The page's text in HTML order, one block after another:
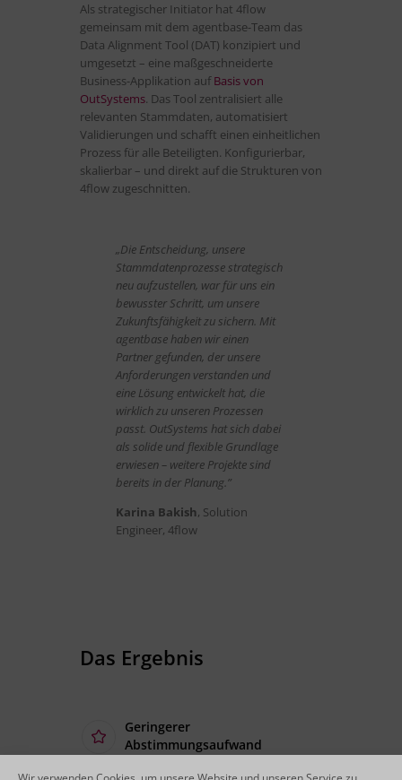
Als strategischer Initiator hat 4flow
gemeinsam mit dem agentbase-Team das
Data Alignment Tool (DAT) konzipiert und
umgesetzt – eine maßgeschneiderte
Business-Applikation aufBasis von
OutSystems. Das Tool zentralisiert alle
relevanten Stammdaten, automatisiert
Validierungen und schafft einen einheitlichen
Prozess für alle Beteiligten. Konfigurierbar,
skalierbar – und direkt auf die Strukturen von
4flow zugeschnitten.
„Die Entscheidung, unsere
Stammdatenprozesse strategisch
neu aufzustellen, war für uns ein
bewusster Schritt, um unsere
Zukunftsfähigkeit zu sichern. Mit
agentbase haben wir einen
Partner gefunden, der unsere
Anforderungen verstanden und
eine Lösung entwickelt hat, die
wirklich zu unseren Prozessen
passt. OutSystems hat sich dabei
als solide und flexible Grundlage
erwiesen – weitere Projekte sind
bereits in der Planung.”
Karina Bakish, Solution
Engineer, 4flow
Das Ergebnis
Geringerer
Abstimmungsaufwand